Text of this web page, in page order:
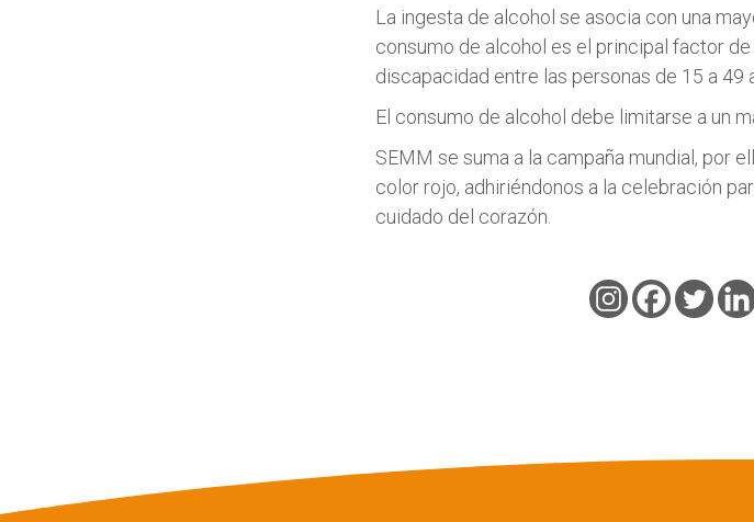
La ingesta de alcohol se asocia con una
consumo de alcohol es el principal factor
discapacidad entre las personas de 15 a 49
El consumo de alcohol debe limitarse a un
SEMM se suma a la campaña mundial, por
color rojo, adhiriéndonos a la celebración
cuidado del corazón.